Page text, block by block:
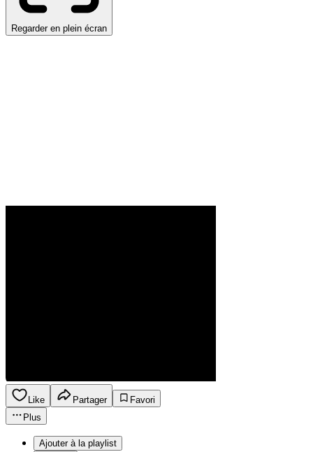
Regarder en plein écran
Like Partager
Favori
Plus
Ajouter à la playlist